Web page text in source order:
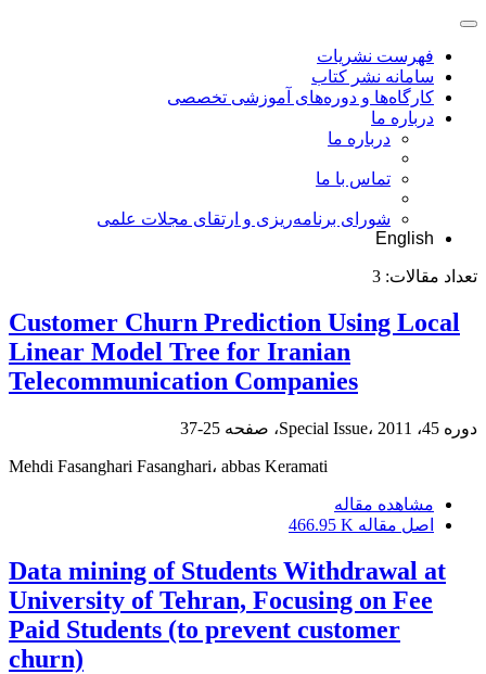
فهرست نشریات
سامانه نشر کتاب
کارگاه‌ها و دوره‌های آموزشی تخصصی
درباره ما
درباره ما
تماس با ما
شورای برنامه‌ریزی و ارتقای مجلات علمی
English
تعداد مقالات: 3
Customer Churn Prediction Using Local
Linear Model Tree for Iranian
Telecommunication Companies
دوره 45، Special Issue، 2011، صفحه 25-37
Mehdi Fasanghari Fasanghari، abbas Keramati
مشاهده مقاله
اصل مقاله 466.95 K
Data mining of Students Withdrawal at
University of Tehran, Focusing on Fee
Paid Students (to prevent customer
churn)